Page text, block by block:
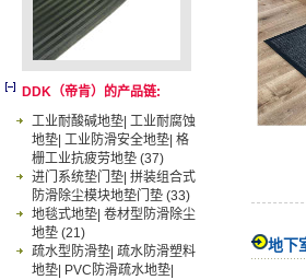
DDK（帝肯）的产品链:
工业耐酸碱地垫| 工业耐腐蚀
地垫| 工业防滑安全地垫| 格
栅工业抗疲劳地垫 (37)
进门系统垫门垫| 拼装组合式
防滑除尘模块地垫门垫 (33)
地毯式地垫| 卷材型防滑除尘
地垫 (21)
疏水型防滑垫| 疏水防滑塑料
地垫| PVC防滑疏水地垫|
地下